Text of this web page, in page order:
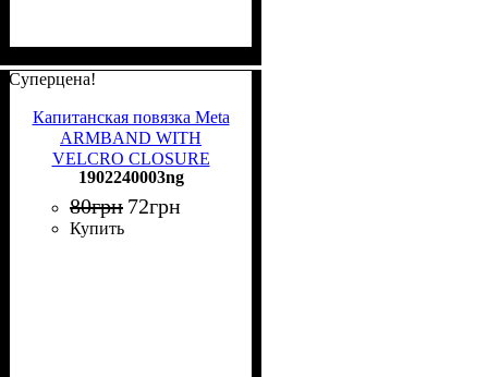
Суперцена!
Капитанская повязка Meta
ARMBAND WITH
VELCRO CLOSURE
черная 1902240003ng
1902240003ng
80грн 72грн
Купить